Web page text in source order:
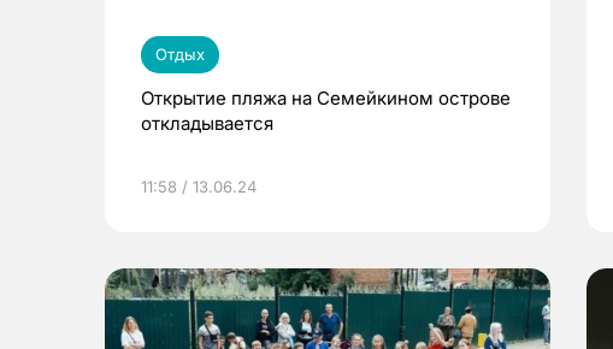
Отдых
Открытие пляжа на Семейкином острове
откладывается
11:58 / 13.06.24